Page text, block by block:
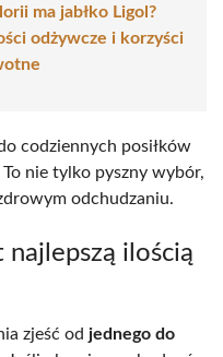
ma jabłko Ligol?
odżywcze i korzyści
codziennych posiłków
To nie tylko pyszny wybór,
odchudzaniu.
najlepszą ilością
zjeść od jednego do